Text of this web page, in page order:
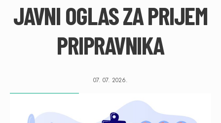
JAVNI OGLAS ZA PRIJEM
PRIPRAVNIKA
07. 07. 2026.